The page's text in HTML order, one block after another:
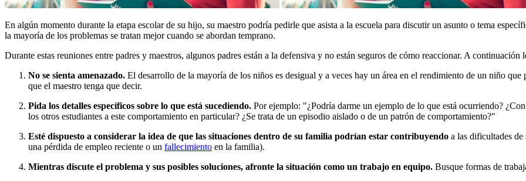
En algún momento durante la etapa escolar de su hijo, su maestro podría pedirle que asista a la escuela para discutir un asunto o tema
la mayoría de los problemas se tratan mejor cuando se abordan temprano.
Durante estas reuniones entre padres y maestros, algunos padres están a la defensiva y no están seguros de cómo reaccionar. A
No se sienta amenazado. El desarrollo de la mayoría de los niños es desigual y a veces hay un área en el rendimiento de un niño
que el maestro tenga que decir.
Pida los detalles específicos sobre lo que está sucediendo. Por ejemplo: "¿Podría darme un ejemplo de lo que está ocurriendo?
los otros estudiantes a este comportamiento en particular? ¿Se trata de un episodio aislado o de un patrón de comportamiento?"
Esté dispuesto a considerar la idea de que las situaciones dentro de su familia podrían estar contribuyendo a las dificultades
una pérdida de empleo reciente o un fallecimiento en la familia).
Mientras discute el problema y sus posibles soluciones, afronte la situación como un trabajo en equipo. Busque formas de